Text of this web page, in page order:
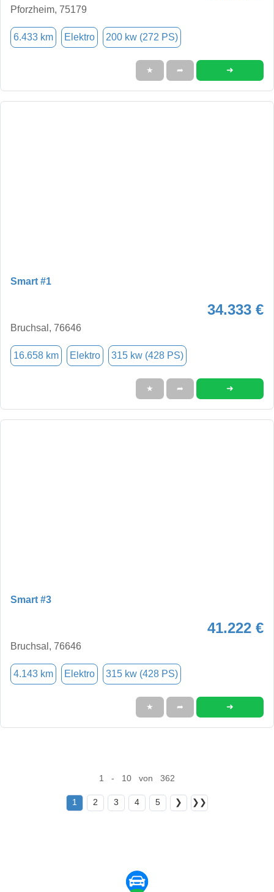
Pforzheim, 75179
6.433 km Elektro 200 kw (272 PS)
★ ➦ ➜
Smart #1
34.333 €
Bruchsal, 76646
16.658 km Elektro 315 kw (428 PS)
★ ➦ ➜
Smart #3
41.222 €
Bruchsal, 76646
4.143 km Elektro 315 kw (428 PS)
★ ➦ ➜
1 - 10 von 362
1 2 3 4 5 ❯ ❯❯